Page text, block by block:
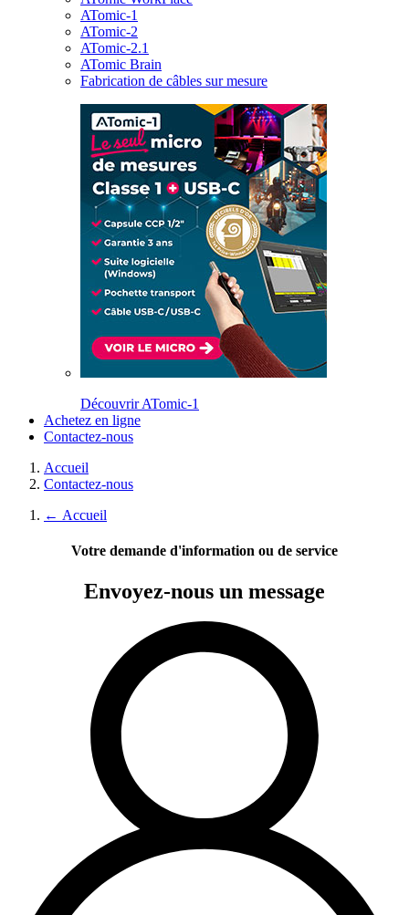
ATomic-1
ATomic-2
ATomic-2.1
ATomic Brain
Fabrication de câbles sur mesure
Découvrir ATomic-1
Achetez en ligne
Contactez-nous
Accueil
Contactez-nous
← Accueil
Votre demande d'information ou de service
Envoyez-nous un message